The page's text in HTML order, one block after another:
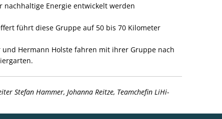
Energie entwickelt werden
führt diese Gruppe auf 50 bis 70 Kilometer
und Hermann Holste fahren mit ihrer Gruppe nach
Stefan Hammer, Johanna Reitze, Teamchefin LiHi-